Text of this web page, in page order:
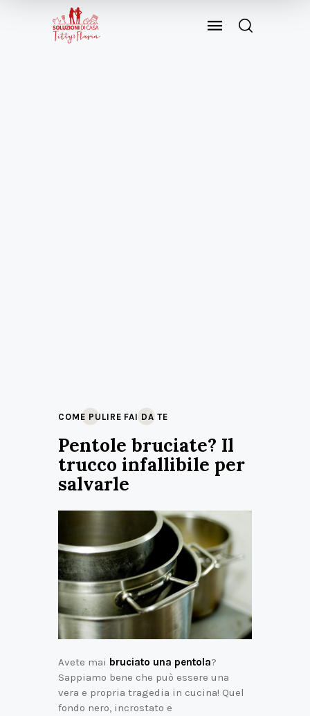
COME PULIRE FAI DA TE
Pentole bruciate? Il
trucco infallibile per
salvarle
Avete mai bruciato una pentola?
Sappiamo bene che può essere una
vera e propria tragedia in cucina! Quel
fondo nero, incrostato e